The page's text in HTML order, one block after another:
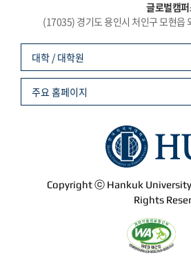
글로벌캠
(17035) 경기도 용인시 처인구 모현
Copyright ⓒ Hankuk
Rights
대학 / 대학원
주요 홈페이지